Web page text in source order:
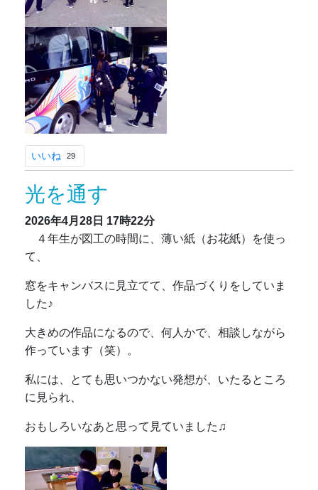
いいね 29
光を通す
2026年4月28日 17時22分
４年生が図工の時間に、薄い紙（お花紙）を使っ
て、
窓をキャンバスに見立てて、作品づくりをしていま
した♪
大きめの作品になるので、何人かで、相談しながら
作っています（笑）。
私には、とても思いつかない発想が、いたるところ
に見られ、
おもしろいなあと思って見ていました♫